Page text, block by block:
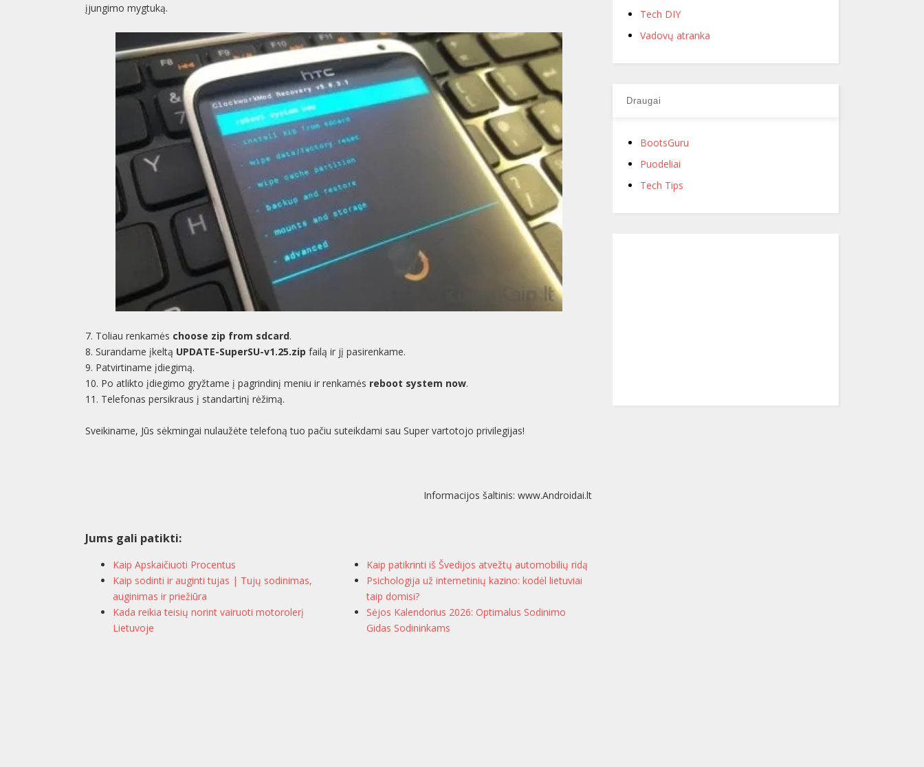
įjungimo mygtuką.
7. Toliau renkamės choose zip from sdcard.
8. Surandame įkeltą UPDATE-SuperSU-v1.25.zip failą ir jį pasirenkame.
9. Patvirtiname įdiegimą.
10. Po atlikto įdiegimo gryžtame į pagrindinį meniu ir renkamės reboot system now.
11. Telefonas persikraus į standartinį rėžimą.
Sveikiname, Jūs sėkmingai nulaužėte telefoną tuo pačiu suteikdami sau Super vartotojo privilegijas!
Informacijos šaltinis: www.Androidai.lt
Jums gali patikti:
Kaip Apskaičiuoti Procentus
Kaip sodinti ir auginti tujas | Tujų sodinimas,
auginimas ir priežiūra
Kada reikia teisių norint vairuoti motorolerį
Lietuvoje
Kaip patikrinti iš Švedijos atvežtų automobilių ridą
Psichologija už internetinių kazino: kodėl lietuviai
taip domisi?
Sėjos Kalendorius 2026: Optimalus Sodinimo
Gidas Sodininkams
Tech DIY
Vadovų atranka
Draugai
BootsGuru
Puodeliai
Tech Tips